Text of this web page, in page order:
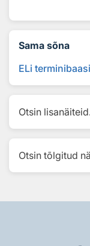
Sama sõna
ELi
Otsin
Otsin tõlgitud